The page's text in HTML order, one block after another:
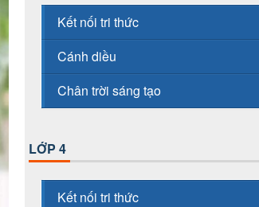
Kết nối tri thức
Cánh diều
Chân trời sáng tạo
LỚP 4
Kết nối tri thức